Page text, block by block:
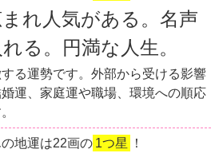
れ人気がある。名声
る。円満な人生。
る運勢です。外部から受ける影響
運、家庭運や職場、環境への順応
地運は22画の 1つ星 ！